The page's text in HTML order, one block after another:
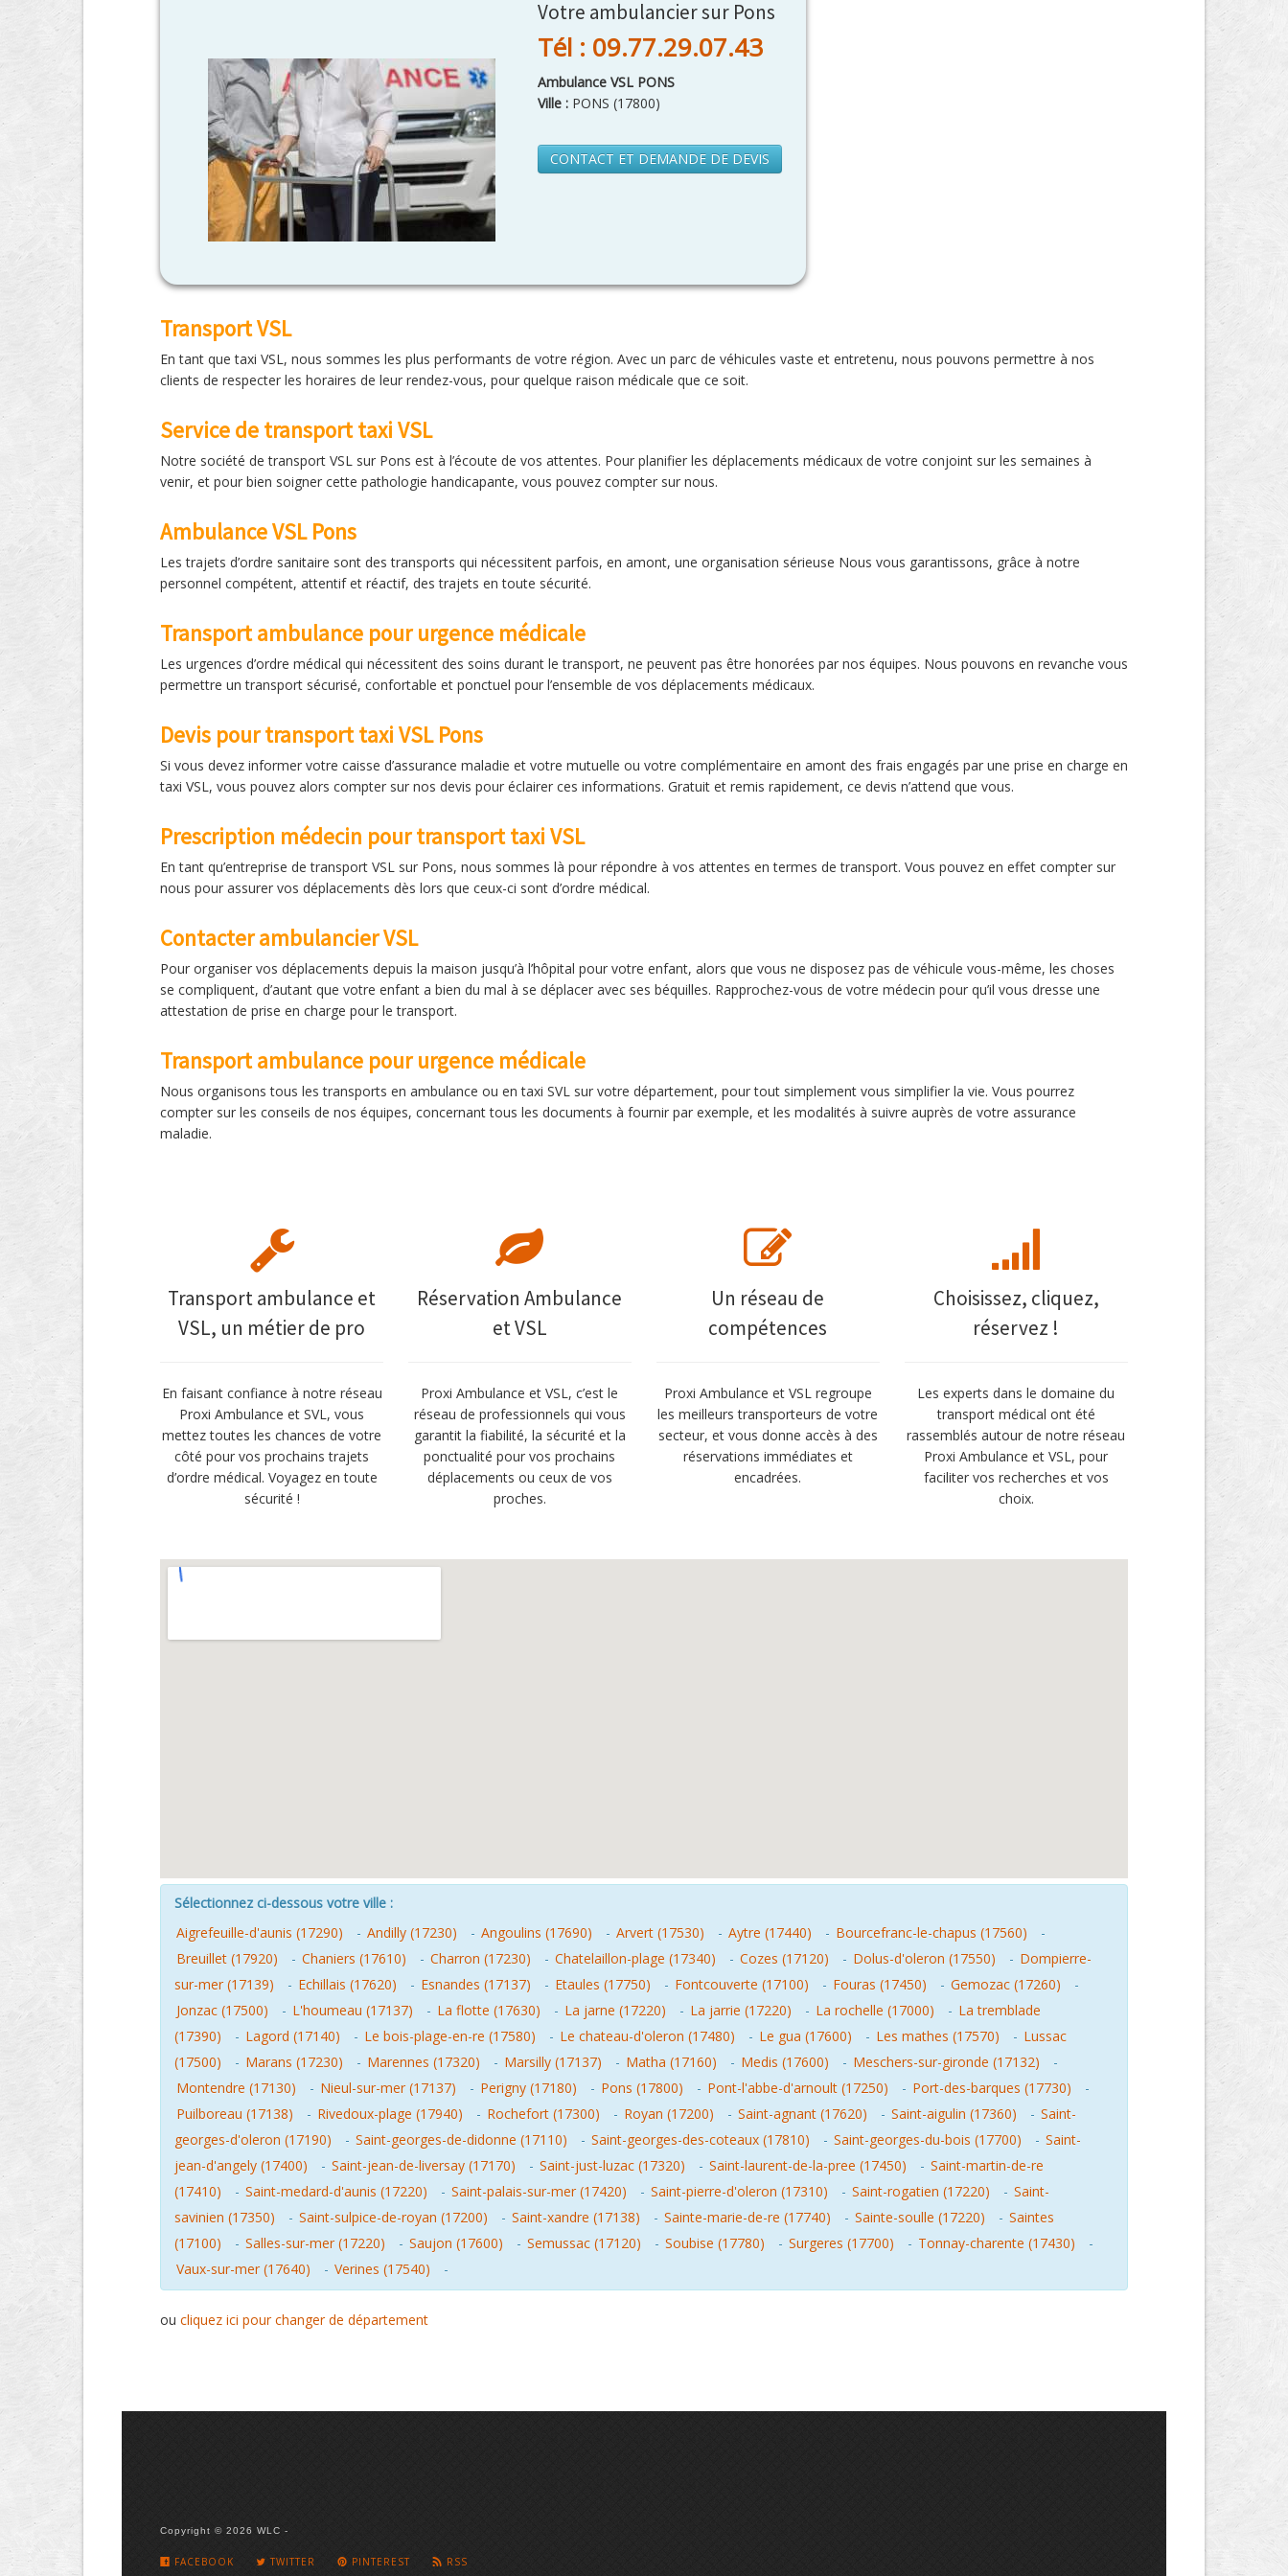
Votre ambulancier sur Pons
Tél : 09.77.29.07.43
Ambulance VSL PONS
Ville : PONS (17800)
CONTACT ET DEMANDE DE DEVIS
Transport VSL
En tant que taxi VSL, nous sommes les plus performants de votre région. Avec un parc de véhicules vaste et entretenu, nous pouvons permettre à nos
clients de respecter les horaires de leur rendez-vous, pour quelque raison médicale que ce soit.
Service de transport taxi VSL
Notre société de transport VSL sur Pons est à l’écoute de vos attentes. Pour planifier les déplacements médicaux de votre conjoint sur les semaines à
venir, et pour bien soigner cette pathologie handicapante, vous pouvez compter sur nous.
Ambulance VSL Pons
Les trajets d’ordre sanitaire sont des transports qui nécessitent parfois, en amont, une organisation sérieuse Nous vous garantissons, grâce à notre
personnel compétent, attentif et réactif, des trajets en toute sécurité.
Transport ambulance pour urgence médicale
Les urgences d’ordre médical qui nécessitent des soins durant le transport, ne peuvent pas être honorées par nos équipes. Nous pouvons en revanche vous
permettre un transport sécurisé, confortable et ponctuel pour l’ensemble de vos déplacements médicaux.
Devis pour transport taxi VSL Pons
Si vous devez informer votre caisse d’assurance maladie et votre mutuelle ou votre complémentaire en amont des frais engagés par une prise en charge en
taxi VSL, vous pouvez alors compter sur nos devis pour éclairer ces informations. Gratuit et remis rapidement, ce devis n’attend que vous.
Prescription médecin pour transport taxi VSL
En tant qu’entreprise de transport VSL sur Pons, nous sommes là pour répondre à vos attentes en termes de transport. Vous pouvez en effet compter sur
nous pour assurer vos déplacements dès lors que ceux-ci sont d’ordre médical.
Contacter ambulancier VSL
Pour organiser vos déplacements depuis la maison jusqu’à l’hôpital pour votre enfant, alors que vous ne disposez pas de véhicule vous-même, les choses
se compliquent, d’autant que votre enfant a bien du mal à se déplacer avec ses béquilles. Rapprochez-vous de votre médecin pour qu’il vous dresse une
attestation de prise en charge pour le transport.
Transport ambulance pour urgence médicale
Nous organisons tous les transports en ambulance ou en taxi SVL sur votre département, pour tout simplement vous simplifier la vie. Vous pourrez
compter sur les conseils de nos équipes, concernant tous les documents à fournir par exemple, et les modalités à suivre auprès de votre assurance
maladie.
Transport ambulance et
VSL, un métier de pro
En faisant confiance à notre réseau
Proxi Ambulance et SVL, vous
mettez toutes les chances de votre
côté pour vos prochains trajets
d’ordre médical. Voyagez en toute
sécurité !
Réservation Ambulance
et VSL
Proxi Ambulance et VSL, c’est le
réseau de professionnels qui vous
garantit la fiabilité, la sécurité et la
ponctualité pour vos prochains
déplacements ou ceux de vos
proches.
Un réseau de
compétences
Proxi Ambulance et VSL regroupe
les meilleurs transporteurs de votre
secteur, et vous donne accès à des
réservations immédiates et
encadrées.
Choisissez, cliquez,
réservez !
Les experts dans le domaine du
transport médical ont été
rassemblés autour de notre réseau
Proxi Ambulance et VSL, pour
faciliter vos recherches et vos
choix.
Sélectionnez ci-dessous votre ville :
Aigrefeuille-d'aunis (17290)
- Andilly (17230) - Angoulins (17690) - Arvert (17530) - Aytre (17440) - Bourcefranc-le-chapus (17560)
-
Breuillet (17920)
- Chaniers (17610) - Charron (17230) - Chatelaillon-plage (17340) - Cozes (17120) - Dolus-d'oleron (17550) - Dompierre-
sur-mer (17139)
- Echillais (17620) - Esnandes (17137) - Etaules (17750) - Fontcouverte (17100) - Fouras (17450) - Gemozac (17260)
-
Jonzac (17500)
- L'houmeau (17137) - La flotte (17630) - La jarne (17220) - La jarrie (17220) - La rochelle (17000) - La tremblade
(17390)
- Lagord (17140) - Le bois-plage-en-re (17580) - Le chateau-d'oleron (17480) - Le gua (17600) - Les mathes (17570) - Lussac
(17500)
- Marans (17230) - Marennes (17320) - Marsilly (17137) - Matha (17160) - Medis (17600) - Meschers-sur-gironde (17132)
-
Montendre (17130)
- Nieul-sur-mer (17137) - Perigny (17180) - Pons (17800) - Pont-l'abbe-d'arnoult (17250) - Port-des-barques (17730)
-
Puilboreau (17138)
- Rivedoux-plage (17940) - Rochefort (17300) - Royan (17200) - Saint-agnant (17620) - Saint-aigulin (17360) - Saint-
georges-d'oleron (17190)
- Saint-georges-de-didonne (17110) - Saint-georges-des-coteaux (17810) - Saint-georges-du-bois (17700) - Saint-
jean-d'angely (17400)
- Saint-jean-de-liversay (17170) - Saint-just-luzac (17320) - Saint-laurent-de-la-pree (17450) - Saint-martin-de-re
(17410)
- Saint-medard-d'aunis (17220) - Saint-palais-sur-mer (17420) - Saint-pierre-d'oleron (17310) - Saint-rogatien (17220) - Saint-
savinien (17350)
- Saint-sulpice-de-royan (17200) - Saint-xandre (17138) - Sainte-marie-de-re (17740) - Sainte-soulle (17220) - Saintes
(17100)
- Salles-sur-mer (17220) - Saujon (17600) - Semussac (17120) - Soubise (17780) - Surgeres (17700) - Tonnay-charente (17430)
-
Vaux-sur-mer (17640)
- Verines (17540) -
ou cliquez ici pour changer de département
Copyright © 2026 WLC -
FACEBOOK TWITTER PINTEREST RSS